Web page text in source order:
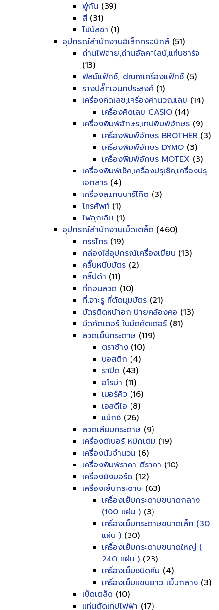
พู่กัน (39)
สี (31)
ไม้บัลชา (1)
อุปกรณ์สำนักงานอิเล็กทรอนิกส์ (51)
ถ่านไฟฉาย,ถ่านอัลคาไลน์,แท่นชาร์จ
(13)
ฟิลม์แฟ็กซ์, drumเครื่องแฟ็กซ์ (5)
รางปลั๊กเอนกประสงค์ (1)
เครื่องคิดเลข,เครื่องคำนวณเลข (14)
เครื่องคิดเลข CASIO (14)
เครื่องพิมพ์อักษร,เทปพิมพ์อักษร (9)
เครื่องพิมพ์อักษร BROTHER (3)
เครื่องพิมพ์อักษร DYMO (3)
เครื่องพิมพ์อักษร MOTEX (3)
เครื่องพิมพ์เช็ค,เครื่องปรุเช็ค,เครื่องปรุ
เอกสาร (4)
เครื่องสแกนบาร์โค๊ต (3)
โทรศัพท์ (1)
ไฟฉุกเฉิน (1)
อุปกรณ์สำนักงานเบ็ดเตล็ด (460)
กรรไกร (19)
กล่องใส่อุปกรณ์เครื่องเขียน (13)
คลิ๊บหนีบบัตร (2)
คลิ๊ปดำ (11)
ที่ถอนลวด (10)
ที่เจาะรู ที่ตัดมุมบัตร (21)
บัตรติดหน้าอก ป้ายคล้องคอ (13)
มีดคัตเตอร์ ใบมีดคัตเตอร์ (81)
ลวดเย็บกระดาษ (119)
ตราช้าง (10)
บอสติก (4)
ราปิด (43)
อโรม่า (11)
เมอร์คิว (16)
เอสดีไอ (8)
แม็กซ์ (26)
ลวดเสียบกระดาษ (9)
เครื่องตีเบอร์ หมึกเติม (19)
เครื่องนับจำนวน (6)
เครื่องพิมพ์ราคา ตีราคา (10)
เครื่องยิงบอร์ด (12)
เครื่องเย็บกระดาษ (63)
เครื่องเย็บกระดาษขนาดกลาง
(100 แผ่น ) (3)
เครื่องเย็บกระดาษขนาดเล็ก (30
แผ่น ) (30)
เครื่องเย็บกระดาษขนาดใหญ่ (
240 แผ่น ) (23)
เครื่องเย็บชนิดคีม (4)
เครื่องเย็บแขนยาว เย็บกลาง (3)
เบ็ดเตล็ด (10)
แท่นตัดเทปไฟฟ้า (17)